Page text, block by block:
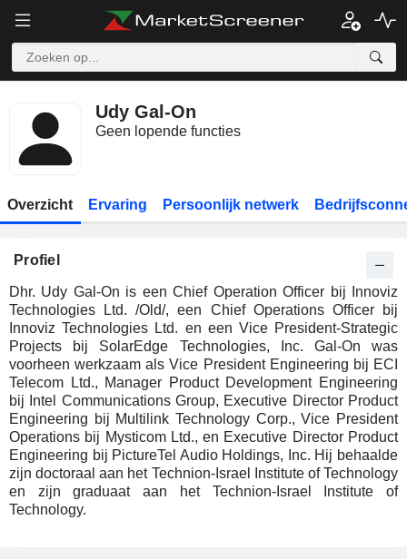
Udy Gal-On
Geen lopende functies
Overzicht Ervaring Persoonlijk netwerk
Profiel
Dhr. Udy Gal-On is een Chief Operation Officer bij Innoviz
Technologies Ltd. /Old/, een Chief Operations Officer bij
Innoviz Technologies Ltd. en een Vice President-Strategic
Projects bij SolarEdge Technologies, Inc. Gal-On was
voorheen werkzaam als Vice President Engineering bij ECI
Telecom Ltd., Manager Product Development Engineering
bij Intel Communications Group, Executive Director Product
Engineering bij Multilink Technology Corp., Vice President
Operations bij Mysticom Ltd., en Executive Director Product
Engineering bij PictureTel Audio Holdings, Inc. Hij behaalde
zijn doctoraal aan het Technion-Israel Institute of Technology
en zijn graduaat aan het Technion-Israel Institute of
Technology.